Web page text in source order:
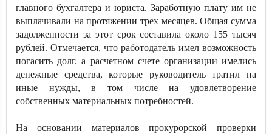
главного бухгалтера и юриста. Заработную плату им не
выплачивали на протяжении трех месяцев. Общая сумма
задолженности за этот срок составила около 155 тысяч
рублей. Отмечается, что работодатель имел возможность
погасить долг. а расчетном счете организации имелись
денежные средства, которые руководитель тратил на
иные нужды, в том числе на удовлетворение
собственных материальных потребностей.
На основании материалов прокурорской проверки